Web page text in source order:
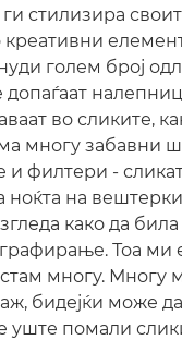
ги стилизира
креативни
голем број
во сликите,
многу забавни
филтери -
ноќта на
како да
Тоа ми
многу. Многу
бидејќи може
уште помали